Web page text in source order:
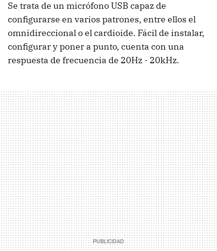
Se trata de un micrófono USB capaz de
configurarse en varios patrones, entre ellos el
omnidireccional o el cardioide. Fácil de instalar,
configurar y poner a punto, cuenta con una
respuesta de frecuencia de 20Hz - 20kHz.